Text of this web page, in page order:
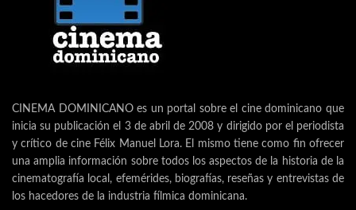
CINEMA DOMINICANO es un portal sobre el cine dominicano que
inicia su publicación el 3 de abril de 2008 y dirigido por el periodista
y crítico de cine Félix Manuel Lora. El mismo tiene como fin ofrecer
una amplia información sobre todos los aspectos de la historia de la
cinematografía local, efemérides, biografías, reseñas y entrevistas de
los hacedores de la industria fílmica dominicana.